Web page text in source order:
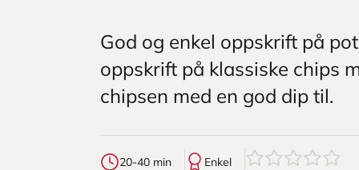
God og enkel oppskrift på
oppskrift på klassiske chips
chipsen med en god dip til.
20-40 min Enkel 0av5stjerner